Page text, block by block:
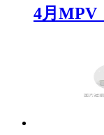
4月MPV